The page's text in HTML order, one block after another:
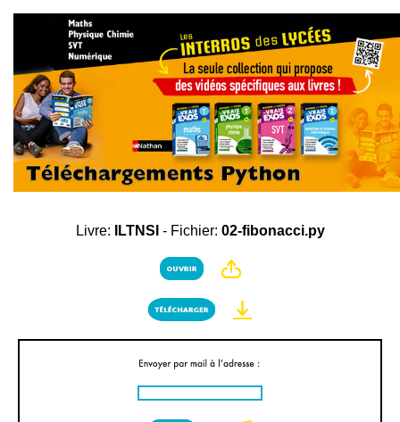
Livre: ILTNSI - Fichier: 02-fibonacci.py